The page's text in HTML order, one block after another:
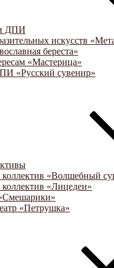
ДПИ
искусств
береста»
«Мастерица»
«Русский сувенир»
коллектив «Волшебный
«Лицедеи»
«Петрушка»